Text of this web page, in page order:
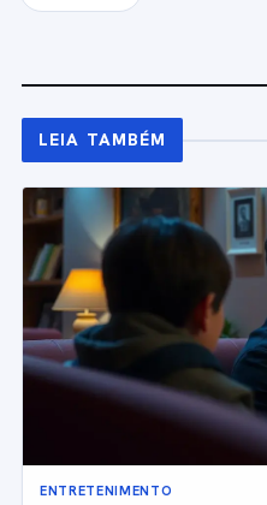
LEIA TAMBÉM
ENTRETENIMENTO